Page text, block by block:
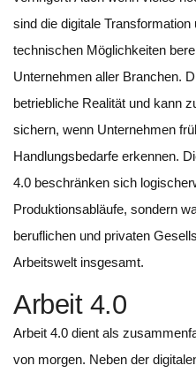
sind die digitale Transformation
technischen Möglichkeiten
Unternehmen aller Branchen.
betriebliche Realität und kann
sichern, wenn Unternehmen
Handlungsbedarfe erkennen.
4.0 beschränken sich
Produktionsabläufe, sondern
beruflichen und privaten
Arbeitswelt insgesamt.
Arbeit 4.0
Arbeit 4.0 dient als
von morgen. Neben der